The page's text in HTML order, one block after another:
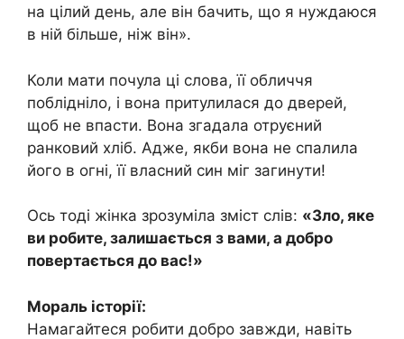
на цілий день, але він бачить, що я нуждаюся
в ній більше, ніж він».
Коли мати почула ці слова, її обличчя
поблідніло, і вона притулилася до дверей,
щоб не впасти. Вона згадала отруєний
ранковий хліб. Адже, якби вона не спалила
його в огні, її власний син міг загинути!
Ось тоді жінка зрозуміла зміст слів: «Зло, яке
ви робите, залишається з вами, а добро
повертається до вас!»
Мораль історії:
Намагайтеся робити добро завжди, навіть